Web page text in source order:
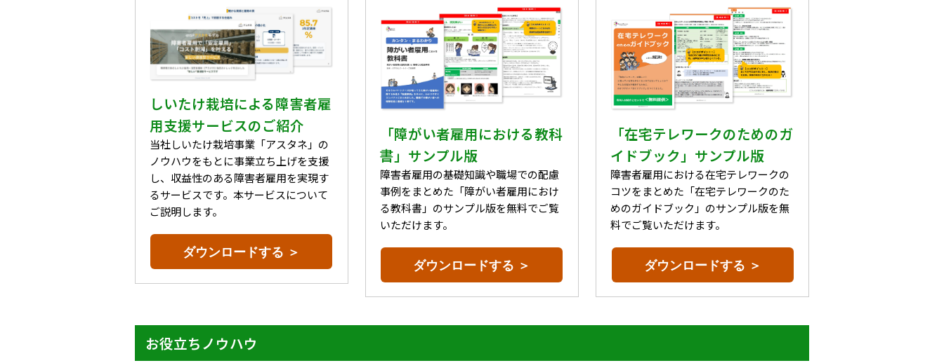
しいたけ栽培による障害者雇
用支援サービスのご紹介
当社しいたけ栽培事業「アスタネ」の
ノウハウをもとに事業立ち上げを支援
し、収益性のある障害者雇用を実現す
るサービスです。本サービスについて
ご説明します。
ダウンロードする ＞
「障がい者雇用における教科
書」サンプル版
障害者雇用の基礎知識や職場での配慮
事例をまとめた「障がい者雇用におけ
る教科書」のサンプル版を無料でご覧
いただけます。
ダウンロードする ＞
「在宅テレワークのためのガ
イドブック」サンプル版
障害者雇用における在宅テレワークの
コツをまとめた「在宅テレワークのた
めのガイドブック」のサンプル版を無
料でご覧いただけます。
ダウンロードする ＞
お役立ちノウハウ